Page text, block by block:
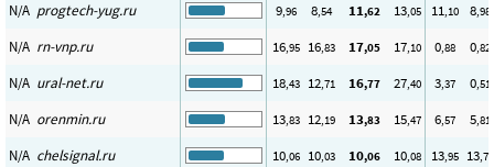
N/A progtech-yug.ru 9,96 8,54 11,62 13,05 11,10 8,98
N/A rn-vnp.ru 16,95 16,83 17,05 17,10 0,88 0,82
N/A ural-net.ru 18,43 12,71 16,77 27,40 3,37 0,51
N/A orenmin.ru 13,83 12,19 13,83 15,47 6,57 5,81
N/A chelsignal.ru 10,06 10,03 10,06 10,08 13,95 13,78